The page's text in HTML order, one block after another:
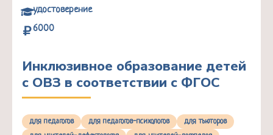
удостоверение
6000
Инклюзивное образование детей
с ОВЗ в соответствии с ФГОС
для педагогов для педагогов-психологов
для тьюторов